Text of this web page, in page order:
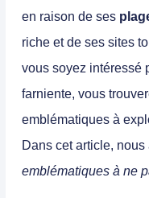
en raison de ses
riche et de ses sites
vous soyez intéressé
farniente, vous
emblématiques à
Dans cet article,
emblématiques à ne